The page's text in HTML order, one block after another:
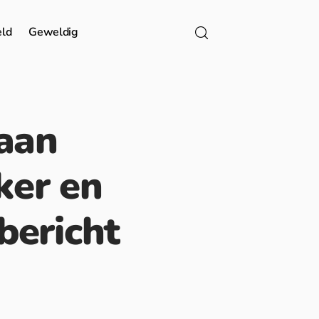
Geweldig
en